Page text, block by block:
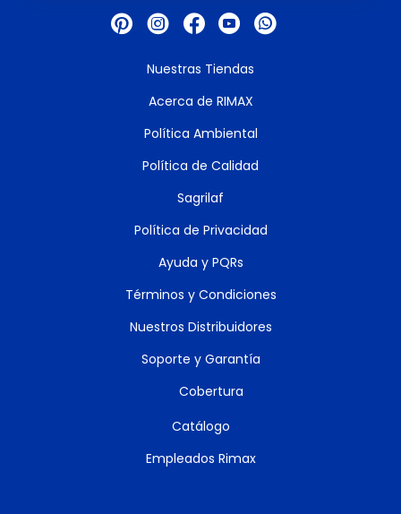
Nuestras Tiendas
Acerca de RIMAX
Política Ambiental
Política de Calidad
Sagrilaf
Política de Privacidad
Ayuda y PQRs
Términos y Condiciones
Nuestros Distribuidores
Soporte y Garantía
Cobertura
Catálogo
Empleados Rimax